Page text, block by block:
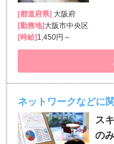
[都道府県] 大阪府
[勤務地] 大阪市中央区
[時給] 1,450円～
ネットワークなどに
ス
の